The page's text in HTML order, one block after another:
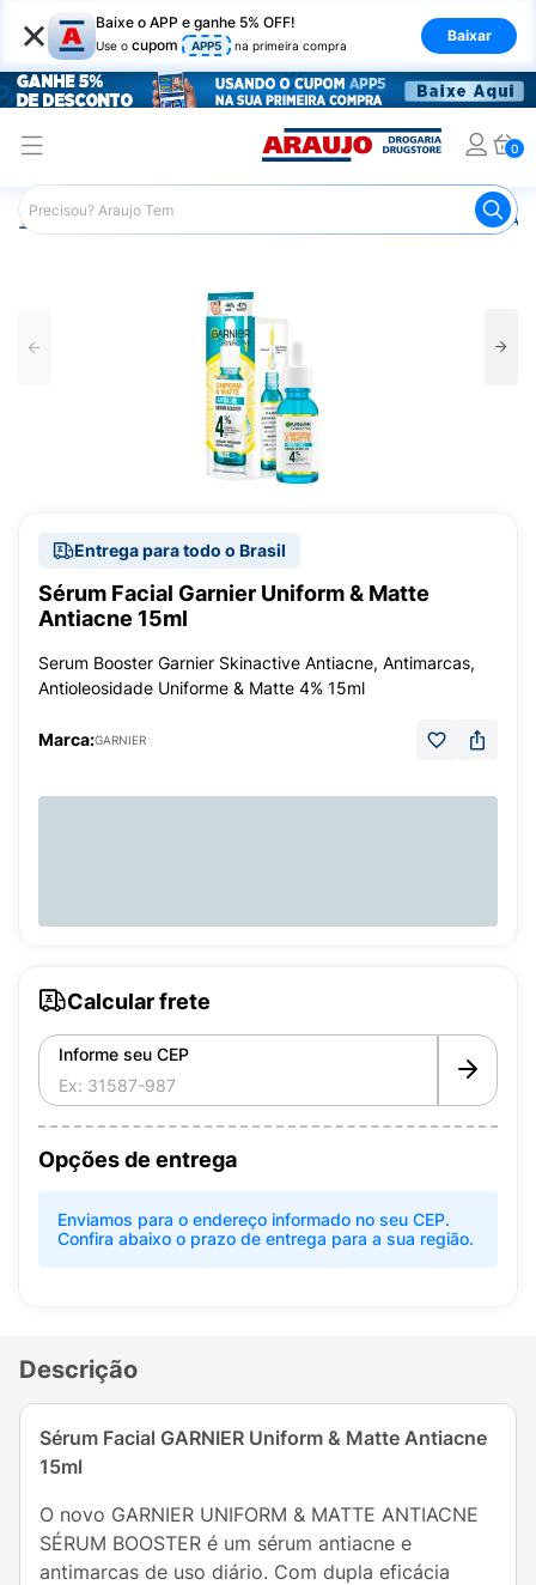
× Baixe o APP e ganhe 5% OFF!
Use o cupom APP5 na primeira compra
Baixar
0
Araujo Beleza e Cuidados Cuidados com o Rosto
Entrega para todo o Brasil
Sérum Facial Garnier Uniform & Matte
Antiacne 15ml
Serum Booster Garnier Skinactive Antiacne, Antimarcas,
Antioleosidade Uniforme & Matte 4% 15ml
Marca:GARNIER
Calcular frete
Informe seu CEP
Opções de entrega
Enviamos para o endereço informado no seu CEP.
Confira abaixo o prazo de entrega para a sua região.
Descrição
Sérum Facial GARNIER Uniform & Matte Antiacne
15ml
O novo GARNIER UNIFORM & MATTE ANTIACNE
SÉRUM BOOSTER é um sérum antiacne e
antimarcas de uso diário. Com dupla eficácia